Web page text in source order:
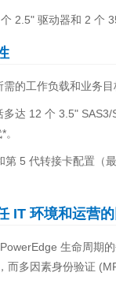
2.5" 驱动器和 2 个
需的工作负载和业务
多达 12 个 3.5"
第 5 代转接卡配置（
IT 环境和运营
生命周期
而多因素身份验证